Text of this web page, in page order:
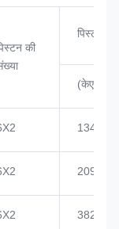
की
पिस्टन
(केएन)
134
209
382